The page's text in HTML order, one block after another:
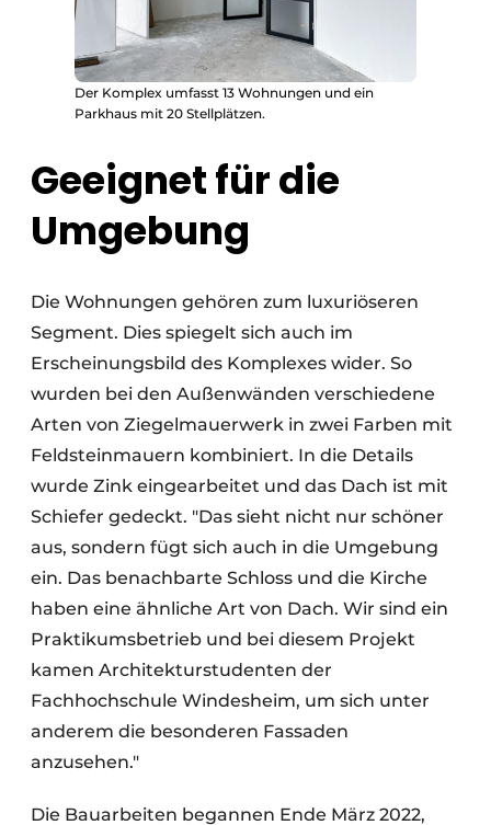
Der Komplex umfasst 13 Wohnungen und ein
Parkhaus mit 20 Stellplätzen.
Geeignet für die
Umgebung
Die Wohnungen gehören zum luxuriöseren
Segment. Dies spiegelt sich auch im
Erscheinungsbild des Komplexes wider. So
wurden bei den Außenwänden verschiedene
Arten von Ziegelmauerwerk in zwei Farben mit
Feldsteinmauern kombiniert. In die Details
wurde Zink eingearbeitet und das Dach ist mit
Schiefer gedeckt. "Das sieht nicht nur schöner
aus, sondern fügt sich auch in die Umgebung
ein. Das benachbarte Schloss und die Kirche
haben eine ähnliche Art von Dach. Wir sind ein
Praktikumsbetrieb und bei diesem Projekt
kamen Architekturstudenten der
Fachhochschule Windesheim, um sich unter
anderem die besonderen Fassaden
anzusehen."
Die Bauarbeiten begannen Ende März 2022,